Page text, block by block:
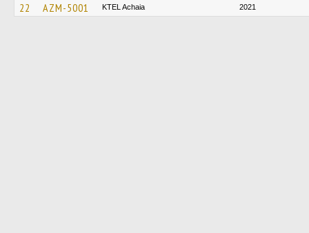
22 AZM-5001 KTEL Achaia 2021